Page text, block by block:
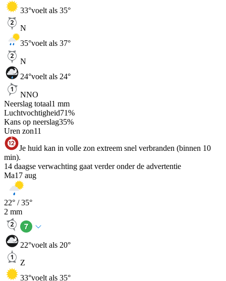
33°voelt als 35°
N
35°voelt als 37°
N
24°voelt als 24°
NNO
Neerslag totaal1 mm
Luchtvochtigheid71%
Kans op neerslag35%
Uren zon11
Je huid kan in volle zon extreem snel verbranden (binnen 10
min).
14 daagse verwachting gaat verder onder de advertentie
Ma17 aug
22° /35°
2 mm
22°voelt als 20°
Z
33°voelt als 35°